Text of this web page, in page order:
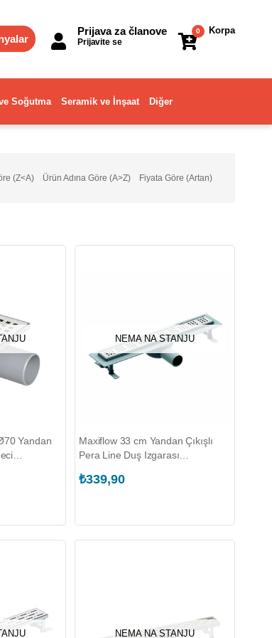
Korpa
0
Prijava za članove
Prijavite se
Soğutma Seramik ve İnşaat Diğer
Fiyata Göre (Artan)
Ürün Adına Göre (A>Z)
(Z<A)
Yandan
NEMA NA STANJU
Maxiflow 33 cm Yandan Çıkışlı
Pera Line Duş Izgarası
₺339,90
NEMA NA STANJU